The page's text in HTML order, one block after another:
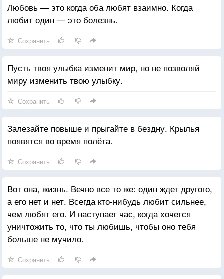
Любовь — это когда оба любят взаимно. Когда
любит один — это болезнь.
Сохранить
Пусть твоя улыбка изменит мир, но не позволяй
миру изменить твою улыбку.
Сохранить
Залезайте повыше и прыгайте в бездну. Крылья
появятся во время полёта.
Сохранить
Вот она, жизнь. Вечно все то же: один ждет другого,
а его нет и нет. Всегда кто-нибудь любит сильнее,
чем любят его. И наступает час, когда хочется
уничтожить то, что ты любишь, чтобы оно тебя
больше не мучило.
Сохранить